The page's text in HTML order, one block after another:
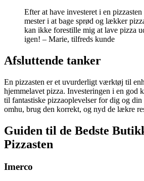
Efter at have investeret i en
mester i at bage sprød og lækker
kan ikke forestille mig at lave pizza
igen! – Marie, tilfreds kunde
Afsluttende tanker
En pizzasten er et uvurderligt værktøj til
hjemmelavet pizza. Investeringen i en god
til fantastiske pizzaoplevelser for dig og
omhu, brug den korrekt, og nyd de lækre
Guiden til de Bedste
Pizzasten
Imerco